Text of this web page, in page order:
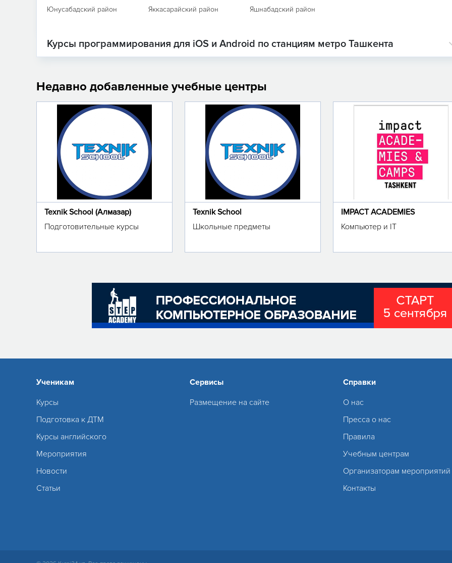
Юнусабадский район
Яккасарайский район Яшнабадский район
Курсы программирования для iOS и Android по станциям метро Ташкента
Недавно добавленные учебные центры
Texnik School (Алмазар)
Подготовительные курсы
Texnik School
Школьные предметы
IMPACT ACADEMIES
Компьютер и IT
Ученикам
Курсы
Подготовка к ДТМ
Курсы английского
Мероприятия
Новости
Статьи
Сервисы
Размещение на сайте
Справки
О нас
Пресса о нас
Правила
Учебным центрам
Организаторам мероприятий
Контакты